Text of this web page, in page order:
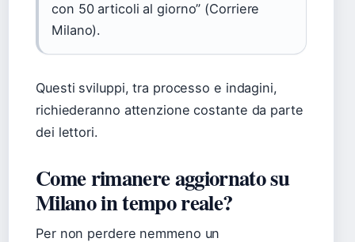
con 50 articoli al giorno” (Corriere
Milano).
Questi sviluppi, tra processo e indagini,
richiederanno attenzione costante da parte
dei lettori.
Come rimanere aggiornato su
Milano in tempo reale?
Per non perdere nemmeno un